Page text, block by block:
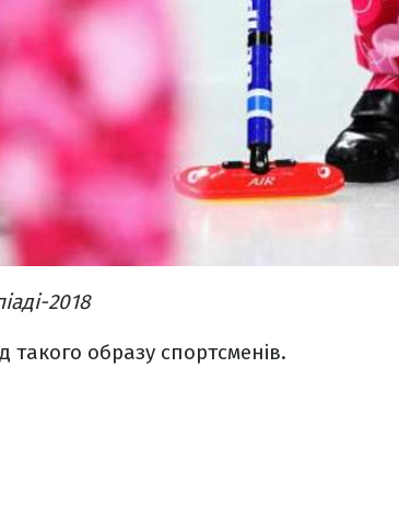
2018
такого образу спортсменів.